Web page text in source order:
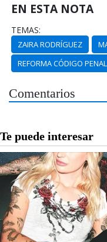
EN ESTA NOTA
TEMAS:
ZAIRA RODRÍGUEZ
REFORMA CÓDIGO PENAL
Comentarios